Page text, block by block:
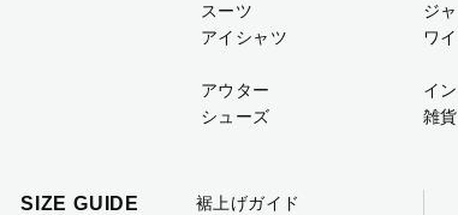
スーツ ジ
アイシャツ
ワ
アウター
イ
シューズ
雑
SIZE GUIDE 裾上げガイド